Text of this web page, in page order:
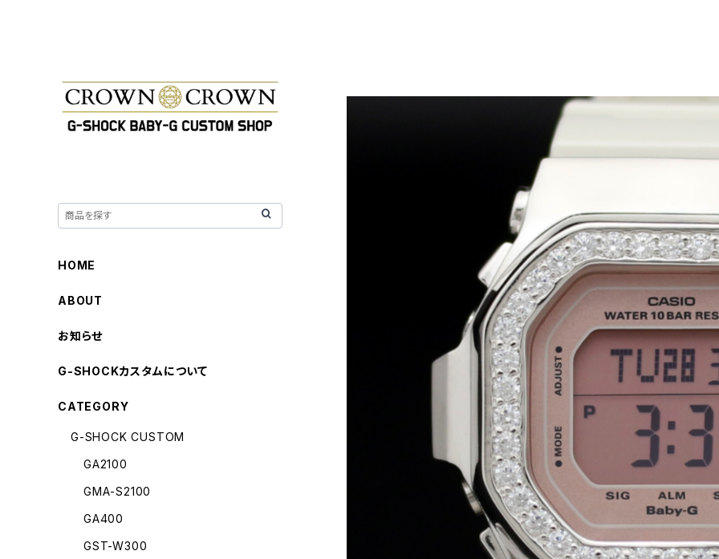
HOME
ABOUT
お知らせ
G-SHOCKカスタムについて
CATEGORY
G-SHOCK CUSTOM
GA2100
GMA-S2100
GA400
GST-W300